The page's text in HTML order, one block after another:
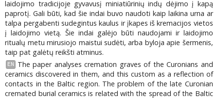
laidojimo tradicijoje gyvavusį miniatiūrinių indų dėjimo į kapą
paprotį. Gali būti, kad šie indai buvo naudoti kaip laikina urna ar
talpa pergabenti sudegintus kaulus ir įkapes iš kremacijos vietos
į laidojimo vietą. Šie indai galėjo būti naudojami ir laidojimo
ritualų metu mirusiojo maistui sudėti, arba byloja apie šermenis,
taip pat galėtų reikšti atminus.
EN
The paper analyses cremation graves of the Curonians and
ceramics discovered in them, and this custom as a reflection of
contacts in the Baltic region. The problem of the late Curonian
cremated burial ceramics is related with the spread of the Baltic